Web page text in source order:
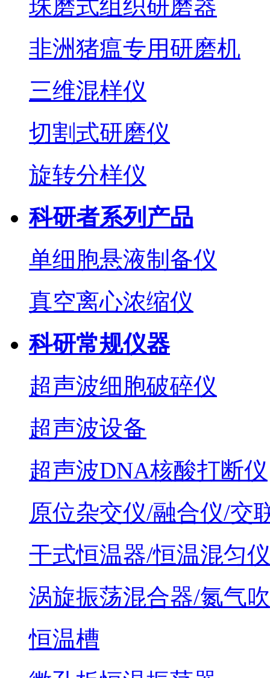
珠磨式组织研磨器
非洲猪瘟专用研磨机
三维混样仪
切割式研磨仪
旋转分样仪
科研者系列产品
单细胞悬液制备仪
真空离心浓缩仪
科研常规仪器
超声波细胞破碎仪
超声波设备
超声波DNA核酸打断仪
原位杂交仪/融合仪/交
干式恒温器/恒温混匀仪
涡旋振荡混合器/氮气
恒温槽